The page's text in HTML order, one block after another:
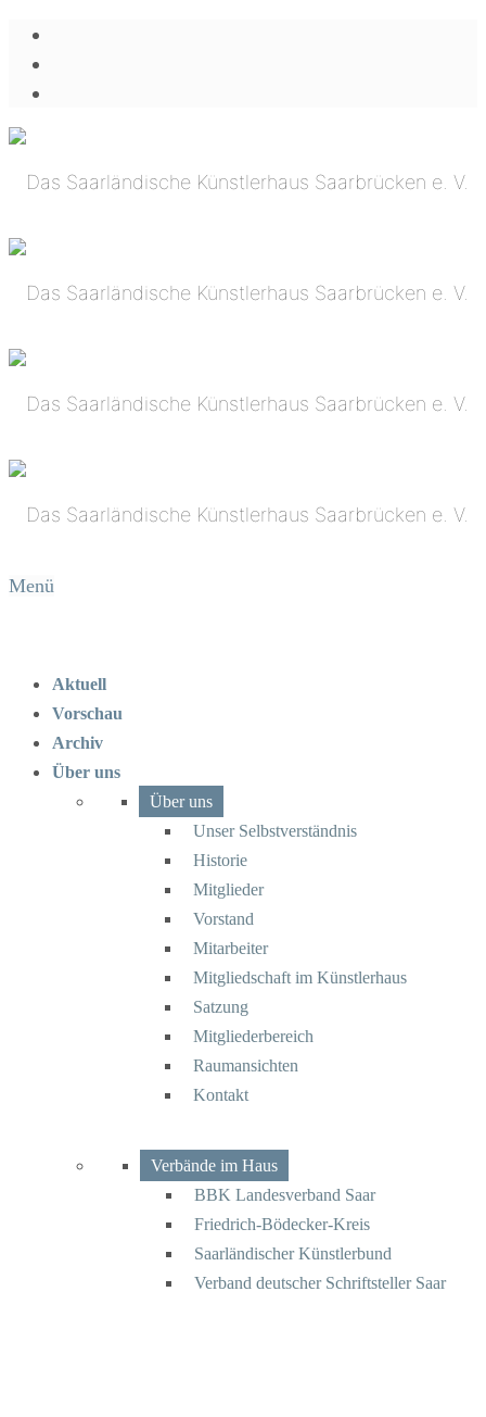
Menü
Aktuell
Vorschau
Archiv
Über uns
Über uns
Unser Selbstverständnis
Historie
Mitglieder
Vorstand
Mitarbeiter
Mitgliedschaft im Künstlerhaus
Satzung
Mitgliederbereich
Raumansichten
Kontakt
Verbände im Haus
BBK Landesverband Saar
Friedrich-Bödecker-Kreis
Saarländischer Künstlerbund
Verband deutscher Schriftsteller Saar